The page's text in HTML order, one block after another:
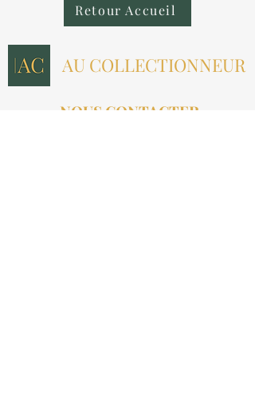
Retour Accueil
AU COLLECTIONNEUR
NOUS CONTACTER